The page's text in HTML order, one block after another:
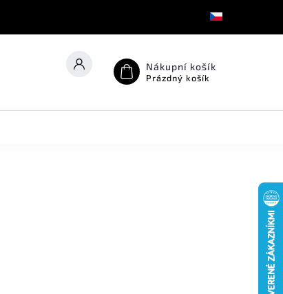
Nákupní košík
Prázdný košík